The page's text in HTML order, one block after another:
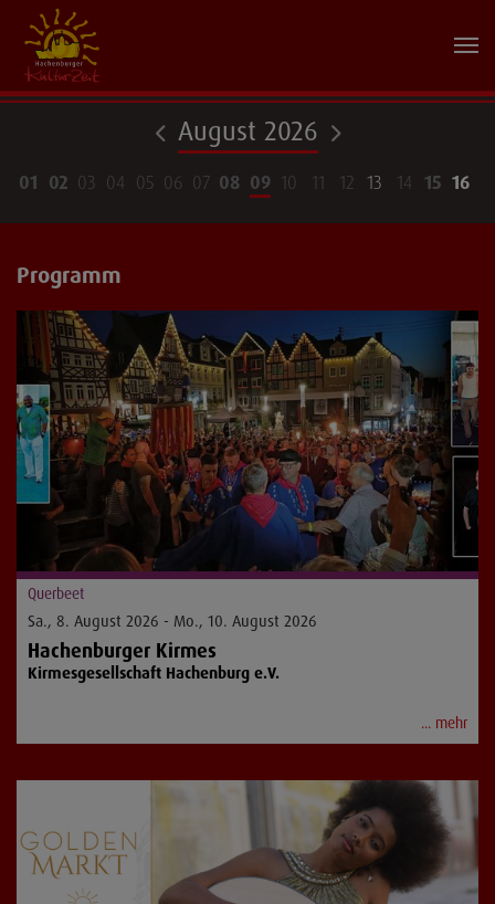
August 2026
01 02 03 04 05 06 07 08 09 10 11 12 13 14 15 16
Programm
Querbeet
Sa., 8. August 2026 - Mo., 10. August 2026
Hachenburger Kirmes
Kirmesgesellschaft Hachenburg e.V.
... mehr